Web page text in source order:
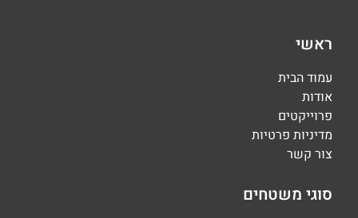
ראשי
עמוד הבית
אודות
פרוייקטים
מדיניות פרטיות
צור קשר
סוגי משטחים